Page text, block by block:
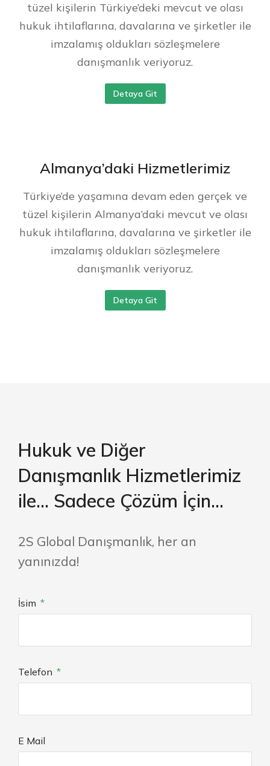
tüzel kişilerin Türkiye’deki mevcut ve olası
hukuk ihtilaflarına, davalarına ve şirketler ile
imzalamış oldukları sözleşmelere
danışmanlık veriyoruz.
Detaya Git
Almanya’daki Hizmetlerimiz
Türkiye’de yaşamına devam eden gerçek ve
tüzel kişilerin Almanya’daki mevcut ve olası
hukuk ihtilaflarına, davalarına ve şirketler ile
imzalamış oldukları sözleşmelere
danışmanlık veriyoruz.
Detaya Git
Hukuk ve Diğer
Danışmanlık Hizmetlerimiz
ile... Sadece Çözüm İçin...
2S Global Danışmanlık, her an
yanınızda!
İsim
Telefon
E Mail